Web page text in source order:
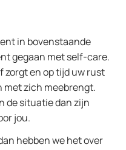
in bovenstaande
gegaan met self-care.
zorgt en op tijd uw rust
met zich meebrengt.
de situatie dan zijn
jou.
hebben we het over